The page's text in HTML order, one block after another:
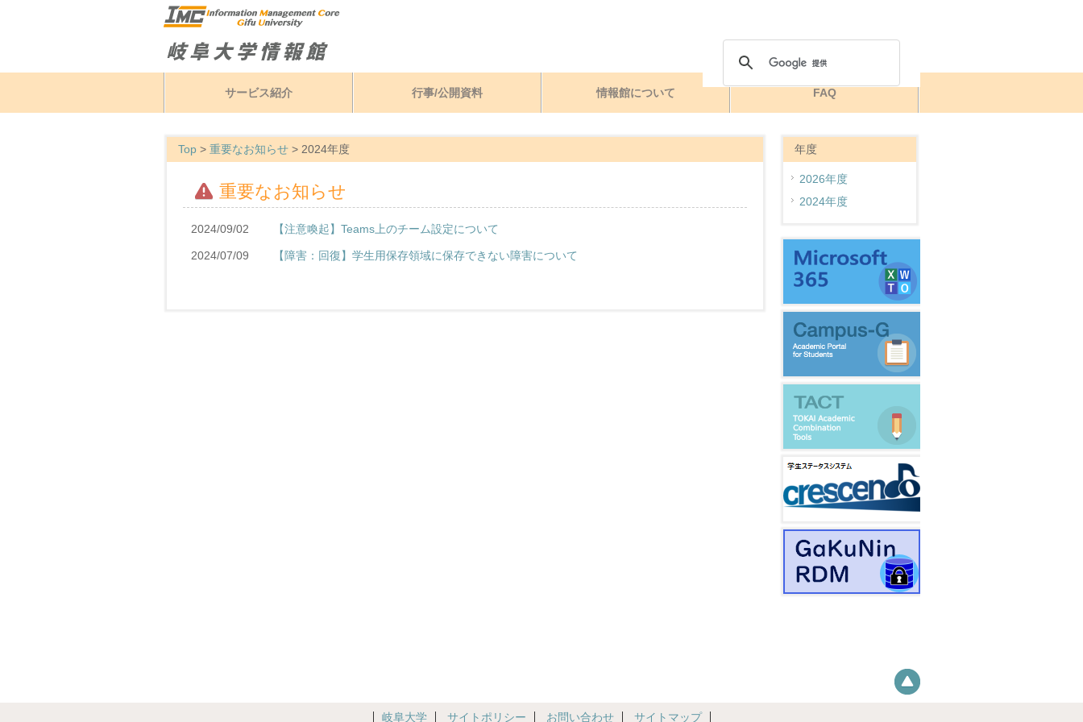
サービス紹介 行事/公開資料 情報館について FAQ
Top> 重要なお知らせ> 2024年度
重要なお知らせ
2024/09/02 【注意喚起】Teams上のチーム設定について
2024/07/09 【障害：回復】学生用保存領域に保存できない障害について
年度
2026年度
2024年度
岐阜大学 サイトポリシー お問い合わせ サイトマップ